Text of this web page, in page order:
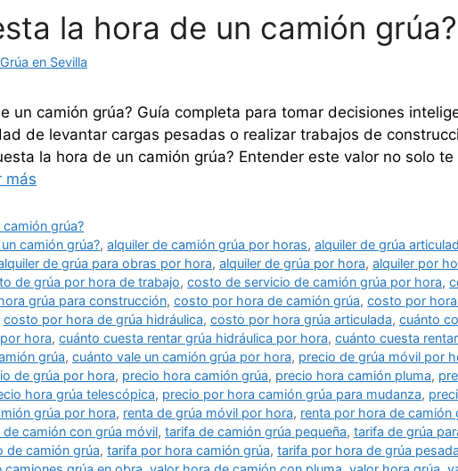
la hora de un camión grúa?
en Sevilla
un camión grúa? Guía completa para tomar decisiones
de levantar cargas pesadas o realizar trabajos de
la hora de un camión grúa? Entender este valor no solo
más
grúa?
camión grúa?,alquiler de camión grúa por horas,alquiler de grúa
de grúa para obras por hora, alquiler de grúa por hora, alquiler por
de grúa por hora de trabajo, costo de servicio de camión grúa por hora,
grúa para construcción, costo por hora de camión grúa, costo por
costo por hora de grúa hidráulica, costo por hora grúa articulada, cuánto
hora, cuánto cuesta rentar grúa hidráulica por hora, cuánto cuesta
grúa, cuánto vale un camión grúa por hora, precio de grúa móvil por
de grúa por hora, precio hora camión grúa, precio hora camión pluma,
hora grúa telescópica, precio por hora camión grúa para mudanza,
grúa por hora, renta de grúa móvil por hora, renta por hora de camión
de camión con grúa móvil, tarifa de camión grúa pequeña, tarifa de grúa
de camión grúa, tarifa por hora camión grúa, tarifa por hora de grúa pesada